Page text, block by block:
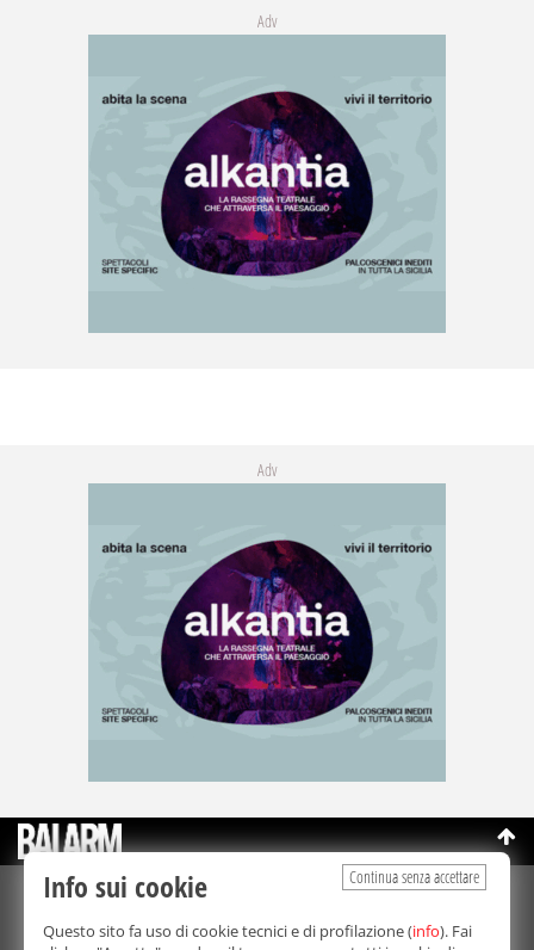
Adv
Adv
©Copyright 2003-2026
Bmedia Srl
- P.IVA 07064240828
La riproduzione totale o parziale di tutti i contenuti, in qualunque
Continua senza accettare
Info sui cookie
Questo sito fa uso di cookie tecnici e di profilazione (info). Fai